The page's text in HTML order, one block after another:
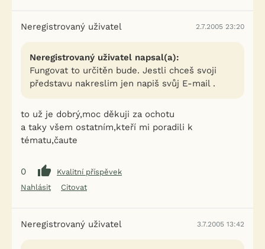
Neregistrovaný uživatel 2.7.2005 23:20
Neregistrovaný uživatel napsal(a):
Fungovat to určitěn bude. Jestli chceš svoji
představu nakreslim jen napiš svůj E-mail .
to už je dobrý,moc děkuji za ochotu
a taky všem ostatním,kteří mi poradili k
tématu,čaute
0
Kvalitní příspěvek
Nahlásit
Citovat
Neregistrovaný uživatel 3.7.2005 13:42